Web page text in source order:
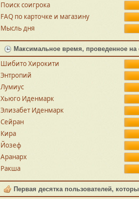
Поиск соигрока
FAQ по карточке и магазину
Мысль дня
Максимальное время, проведенное
Шибито Хирокити
Энтропий
Лумиус
Хьюго Иденмарк
Элизабет Иденмарк
Сейран
Кира
Йозеф
Аранарх
Ракша
Первая десятка пользователей,